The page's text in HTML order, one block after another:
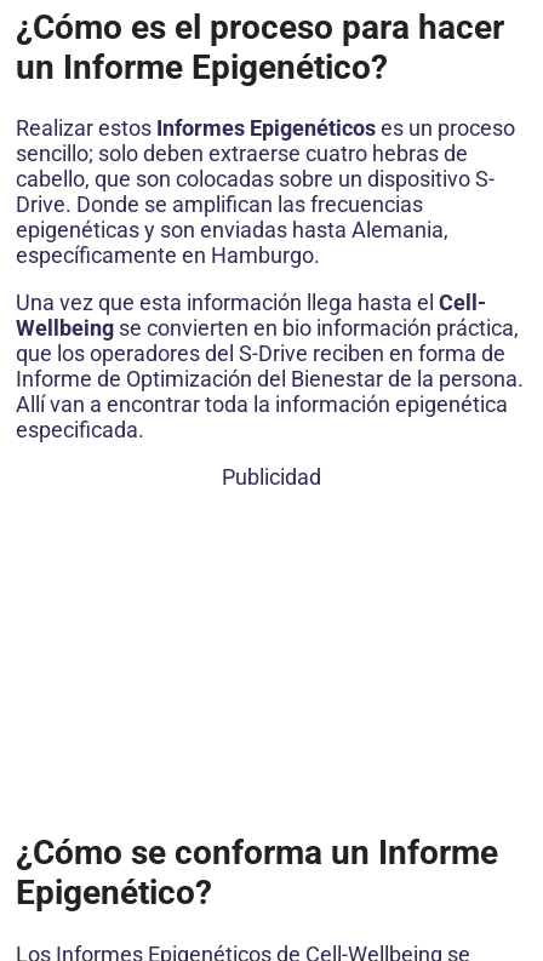
¿Cómo es el proceso para hacer
un Informe Epigenético?
Realizar estos Informes Epigenéticoses un proceso
sencillo; solo deben extraerse cuatro hebras de
cabello, que son colocadas sobre un dispositivo S-
Drive. Donde se amplifican las frecuencias
epigenéticas y son enviadas hasta Alemania,
específicamente en Hamburgo.
Una vez que esta información llega hasta el Cell-
Wellbeing se convierten en bio información práctica,
que los operadores del S-Drive reciben en forma de
Informe de Optimización del Bienestar de la persona.
Allí van a encontrar toda la información epigenética
especificada.
Publicidad
¿Cómo se conforma un Informe
Epigenético?
Los Informes Epigenéticos de Cell-Wellbeing se